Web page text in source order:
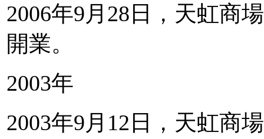
2006年9月28日，天虹
開業。
2003年
2003年9月12日，天虹